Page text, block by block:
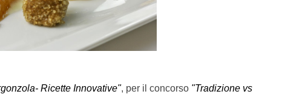
Ricette Innovative", per il concorso "Tradizione vs